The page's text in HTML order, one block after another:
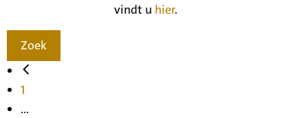
vindt u hier.
Zoek
1
...